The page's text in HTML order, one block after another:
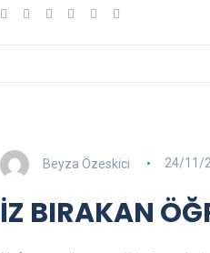
Beyza Özeskici 24/11/
İZ BIRAKAN